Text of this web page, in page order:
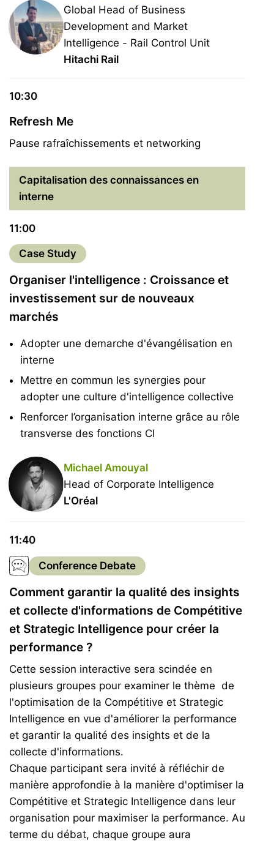
Global Head of Business
Development and Market
Intelligence - Rail Control Unit
Hitachi Rail
10:30
Refresh Me
Pause rafraîchissements et networking
Capitalisation des connaissances en
interne
11:00
Case Study
Organiser l'intelligence : Croissance et
investissement sur de nouveaux
marchés
Adopter une demarche d'évangélisation en
interne
Mettre en commun les synergies pour
adopter une culture d'intelligence collective
Renforcer l’organisation interne grâce au rôle
transverse des fonctions CI
Michael Amouyal
Head of Corporate Intelligence
L'Oréal
11:40
Conference Debate
Comment garantir la qualité des insights
et collecte d'informations de Compétitive
et Strategic Intelligence pour créer la
performance ?
Cette session interactive sera scindée en
plusieurs groupes pour examiner le thème de
l'optimisation de la Compétitive et Strategic
Intelligence en vue d'améliorer la performance
et garantir la qualité des insights et de la
collecte d'informations.
Chaque participant sera invité à réfléchir de
manière approfondie à la manière d'optimiser la
Compétitive et Strategic Intelligence dans leur
organisation pour maximiser la performance. Au
terme du débat, chaque groupe aura